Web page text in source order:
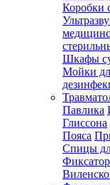
Коробки
Шкафы
Мойки
Павлика
Глиссона
Пояса
Спицы